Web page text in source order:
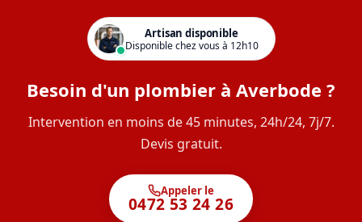
Artisan disponible
Disponible chez vous à 12h10
Besoin d'un plombier à Averbode ?
Intervention en moins de 45 minutes, 24h/24, 7j/7.
Devis gratuit.
Appeler le
0472 53 24 26